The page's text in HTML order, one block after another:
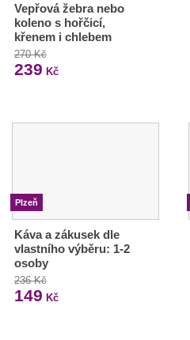
Vepřová žebra nebo
koleno s hořčicí,
křenem i chlebem
270 Kč
239 Kč
Plzeň
Káva a zákusek dle
vlastního výběru: 1-2
osoby
236 Kč
149 Kč